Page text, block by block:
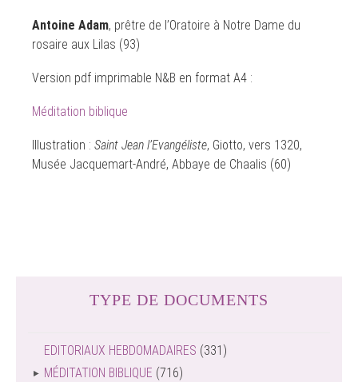
Antoine Adam, prêtre de l’Oratoire à Notre Dame du
rosaire aux Lilas (93)
Version pdf imprimable N&B en format A4 :
Méditation biblique
Illustration : Saint Jean l’Evangéliste, Giotto, vers 1320,
Musée Jacquemart-André, Abbaye de Chaalis (60)
TYPE DE DOCUMENTS
EDITORIAUX HEBDOMADAIRES (331)
MÉDITATION BIBLIQUE (716)